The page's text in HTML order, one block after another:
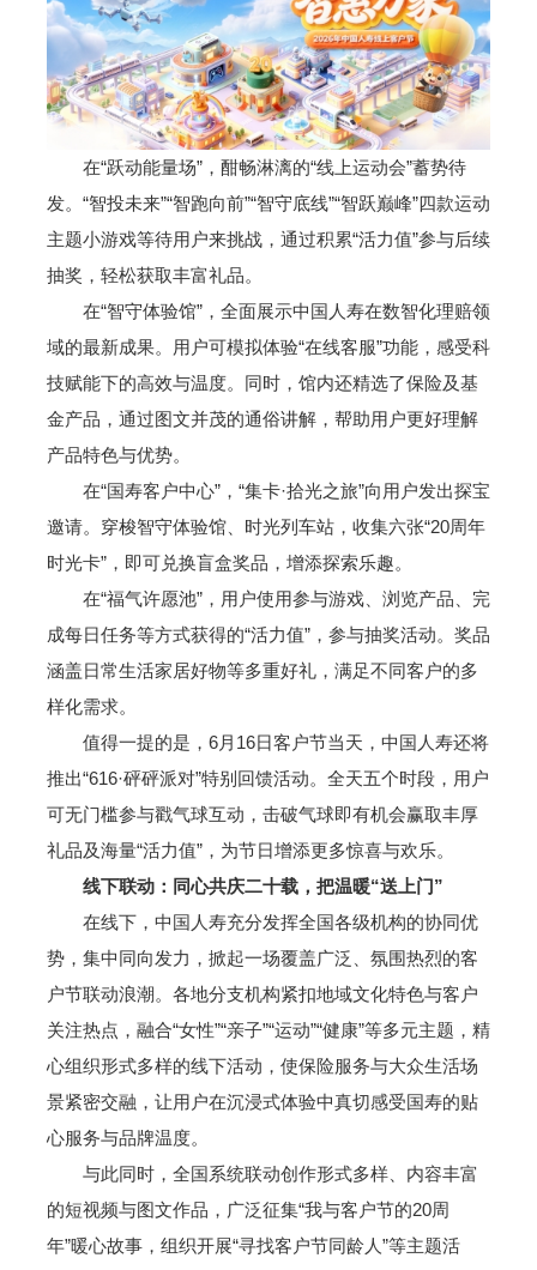
在“跃动能量场”，酣畅淋漓的“线上运动会”蓄势待
发。“智投未来”“智跑向前”“智守底线”“智跃巅峰”四款运动
主题小游戏等待用户来挑战，通过积累“活力值”参与后续
抽奖，轻松获取丰富礼品。
在“智守体验馆”，全面展示中国人寿在数智化理赔领
域的最新成果。用户可模拟体验“在线客服”功能，感受科
技赋能下的高效与温度。同时，馆内还精选了保险及基
金产品，通过图文并茂的通俗讲解，帮助用户更好理解
产品特色与优势。
在“国寿客户中心”，“集卡·拾光之旅”向用户发出探宝
邀请。穿梭智守体验馆、时光列车站，收集六张“20周年
时光卡”，即可兑换盲盒奖品，增添探索乐趣。
在“福气许愿池”，用户使用参与游戏、浏览产品、完
成每日任务等方式获得的“活力值”，参与抽奖活动。奖品
涵盖日常生活家居好物等多重好礼，满足不同客户的多
样化需求。
值得一提的是，6月16日客户节当天，中国人寿还将
推出“616·砰砰派对”特别回馈活动。全天五个时段，用户
可无门槛参与戳气球互动，击破气球即有机会赢取丰厚
礼品及海量“活力值”，为节日增添更多惊喜与欢乐。
线下联动：同心共庆二十载，把温暖“送上门”
在线下，中国人寿充分发挥全国各级机构的协同优
势，集中同向发力，掀起一场覆盖广泛、氛围热烈的客
户节联动浪潮。各地分支机构紧扣地域文化特色与客户
关注热点，融合“女性”“亲子”“运动”“健康”等多元主题，精
心组织形式多样的线下活动，使保险服务与大众生活场
景紧密交融，让用户在沉浸式体验中真切感受国寿的贴
心服务与品牌温度。
与此同时，全国系统联动创作形式多样、内容丰富
的短视频与图文作品，广泛征集“我与客户节的20周
年”暖心故事，组织开展“寻找客户节同龄人”等主题活